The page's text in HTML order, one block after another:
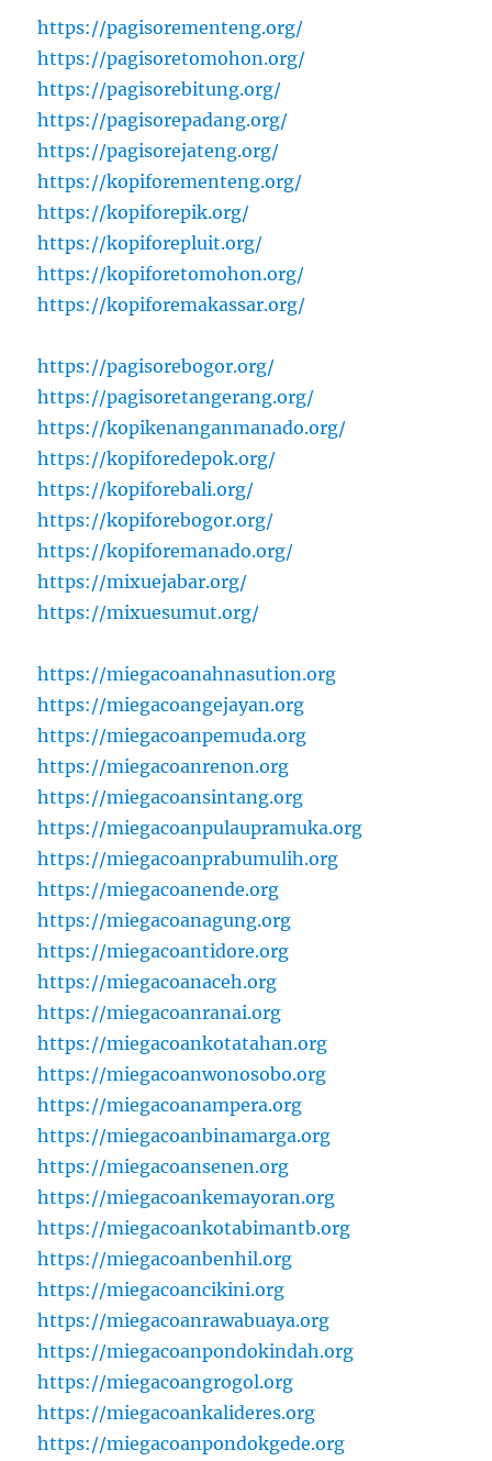
https://pagisorementeng.org/
https://pagisoretomohon.org/
https://pagisorebitung.org/
https://pagisorepadang.org/
https://pagisorejateng.org/
https://kopiforementeng.org/
https://kopiforepik.org/
https://kopiforepluit.org/
https://kopiforetomohon.org/
https://kopiforemakassar.org/
https://pagisorebogor.org/
https://pagisoretangerang.org/
https://kopikenanganmanado.org/
https://kopiforedepok.org/
https://kopiforebali.org/
https://kopiforebogor.org/
https://kopiforemanado.org/
https://mixuejabar.org/
https://mixuesumut.org/
https://miegacoanahnasution.org
https://miegacoangejayan.org
https://miegacoanpemuda.org
https://miegacoanrenon.org
https://miegacoansintang.org
https://miegacoanpulaupramuka.org
https://miegacoanprabumulih.org
https://miegacoanende.org
https://miegacoanagung.org
https://miegacoantidore.org
https://miegacoanaceh.org
https://miegacoanranai.org
https://miegacoankotatahan.org
https://miegacoanwonosobo.org
https://miegacoanampera.org
https://miegacoanbinamarga.org
https://miegacoansenen.org
https://miegacoankemayoran.org
https://miegacoankotabimantb.org
https://miegacoanbenhil.org
https://miegacoancikini.org
https://miegacoanrawabuaya.org
https://miegacoanpondokindah.org
https://miegacoangrogol.org
https://miegacoankalideres.org
https://miegacoanpondokgede.org